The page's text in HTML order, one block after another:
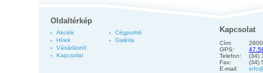
Oldaltérkép
Akciók
Hírek
Vásárlásról
Kapcsolat
Cégportré
Galéria
Kapcsolat
Cím:
GPS:
Telefon:
(34)
Fax:
(34)
E-mail: